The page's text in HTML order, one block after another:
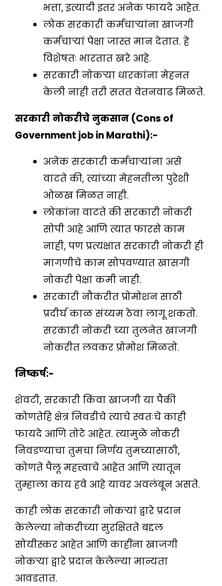
भत्ता, इत्यादी इतर अनेक फायदे आहेत.
लोक सरकारी कर्मचाऱ्यांना खाजगी
कर्मचाऱ्यां पेक्षा जास्त मान देतात. हे
विशेषतः भारतात खरे आहे.
सरकारी नोकऱ्या धारकांना मेहनत
केली नाही तरी सतत वेतनवाढ मिळते.
सरकारीनोकरीचेनुकसान (Cons of
Government job in Marathi):-
अनेक सरकारी कर्मचार्‍यांना असे
वाटते की, त्यांच्या मेहनतीला पुरेशी
ओळख मिळत नाही.
लोकांना वाटते की सरकारी नोकरी
सोपी आहे आणि त्यात फारसे काम
नाही, पण प्रत्यक्षात सरकारी नोकरी ही
मागणीचे काम सोपवण्यात खासगी
नोकरी पेक्षा कमी नाही.
सरकारी नौकरीत प्रोमोशन साठी
प्रदीर्घ काळ संय्यम ठेवा लागू शकतो.
सरकारी नोकरी च्या तुलनेत खाजगी
नोकरीत लवकर प्रोमोश मिळतो.
निष्कर्ष:-
शेवटी, सरकारी किंवा खाजगी या पैकी
कोणतेहि क्षेत्र निवडीचे त्याचे स्वतःचे काही
फायदे आणि तोटे आहेत. त्यामुळे नोकरी
निवडण्याचा तुमचा निर्णय तुमच्यासाठी,
कोणते पैलू महत्त्वाचे आहेत आणि त्यातून
तुम्हाला काय हवे आहे यावर अवलंबून असते.
काही लोक सरकारी नोकऱ्यां द्वारे प्रदान
केलेल्या नोकरीच्या सुरक्षितते बद्दल
सोयीस्कर आहेत आणि काहींना खाजगी
नोकऱ्या द्वारे प्रदान केलेल्या मान्यता
आवडतात.